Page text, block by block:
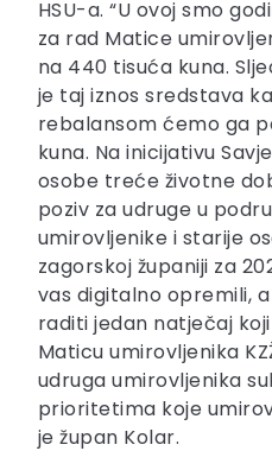
HSU-a. “U ovoj smo
za rad Matice
na 440 tisuća kuna.
je taj iznos sredstava
rebalansom ćemo ga
kuna. Na inicijativu
osobe treće životne
poziv za udruge u
umirovljenike i starije
zagorskoj županiji za
vas digitalno opremili,
raditi jedan natječaj
Maticu umirovljenika
udruga umirovljenika
prioritetima koje
je župan Kolar.